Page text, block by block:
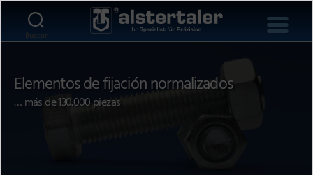
Buscar
Elementos de fijación normalizados
… más de 130.000 piezas